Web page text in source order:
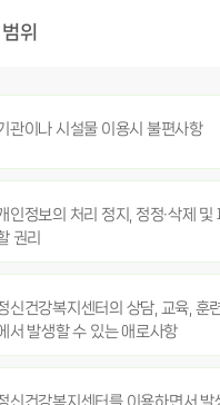
위
관이나 시설물 이용시 불편사항
인정보의 처리 정지, 정정·삭제 및
권리
신건강복지센터의 상담, 교육, 훈
서 발생할 수 있는 애로사항